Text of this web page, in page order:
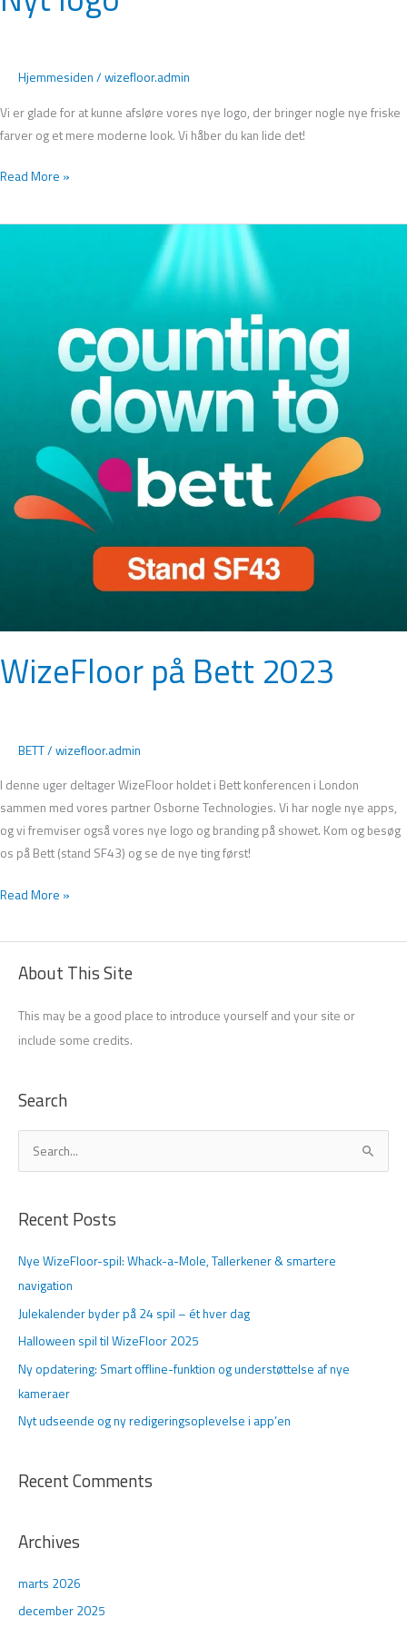
Hjemmesiden / wizefloor.admin
Vi er glade for at kunne afsløre vores nye logo, der bringer nogle nye friske
farver og et mere moderne look. Vi håber du kan lide det!
Read More »
WizeFloor på Bett 2023
BETT/ wizefloor.admin
I denne uger deltager WizeFloor holdet i Bett konferencen i London
sammen med vores partner Osborne Technologies. Vi har nogle nye apps,
og vi fremviser også vores nye logo og branding på showet. Kom og besøg
os på Bett (stand SF43) og se de nye ting først!
Read More »
About This Site
This may be a good place to introduce yourself and your site or
include some credits.
Search
ø
e
r
:
Recent Posts
Nye WizeFloor-spil: Whack-a-Mole, Tallerkener & smartere
navigation
Julekalender byder på 24 spil – ét hver dag
Halloween spil til WizeFloor 2025
Ny opdatering: Smart offline-funktion og understøttelse af nye
kameraer
Nyt udseende og ny redigeringsoplevelse i app’en
Recent Comments
Archives
marts 2026
december 2025